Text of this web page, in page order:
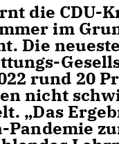
die CDU-
im
Die
rund 20
nicht
„Das
Pandemie